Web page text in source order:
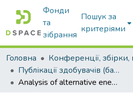
Фонди
та
зібрання
Пошук за
критеріями
Головна
Публікації здобувачів (бакалаврів. магістрів, аспірантів)
Analysis of alternative energy sources